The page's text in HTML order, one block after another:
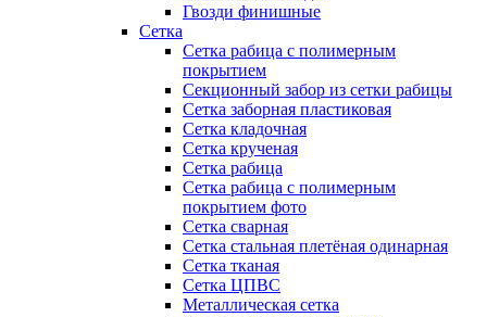
Гвозди финишные
Сетка
Сетка рабица с полимерным
покрытием
Секционный забор из сетки рабицы
Сетка заборная пластиковая
Сетка кладочная
Сетка крученая
Сетка рабица
Сетка рабица с полимерным
покрытием фото
Сетка сварная
Сетка стальная плетёная одинарная
Сетка тканая
Сетка ЦПВС
Металлическая сетка